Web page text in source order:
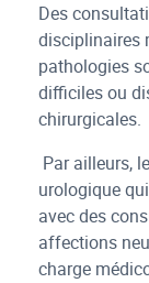
Des
disciplinaires
pathologies
difficiles ou
chirurgicales.
Par ailleurs,
urologique
avec des
affections
charge